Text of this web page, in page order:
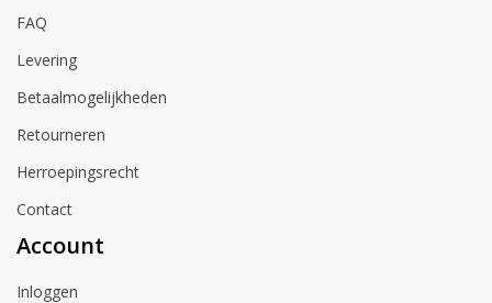
FAQ
Levering
Betaalmogelijkheden
Retourneren
Herroepingsrecht
Contact
Account
Inloggen